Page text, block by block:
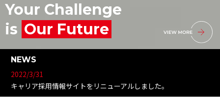
Your Challenge
is Our Future
NEWS
2022/3/31
キャリア採用情報サイトをリニューアルしました。